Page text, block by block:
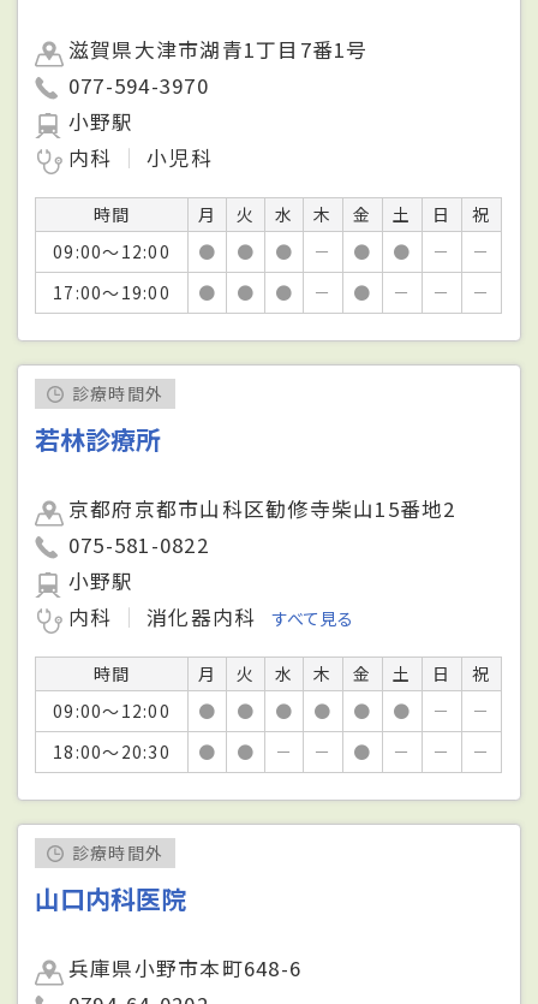
滋賀県大津市湖青1丁目7番1号
077-594-3970
小野駅
内科
小児科
時間 月 火 水 木 金 土 日
祝
09:00～12:00
● ● ● － ● ● －
－
17:00～19:00
● ● ● － ● － － －
診療時間外
若林診療所
京都府京都市山科区勧修寺柴山15番地2
075-581-0822
小野駅
内科
消化器内科 すべて見る
時間 月 火 水 木 金 土 日
祝
09:00～12:00
● ● ● ● ● ● －
－
18:00～20:30
● ● － － ● － － －
診療時間外
山口内科医院
兵庫県小野市本町648-6